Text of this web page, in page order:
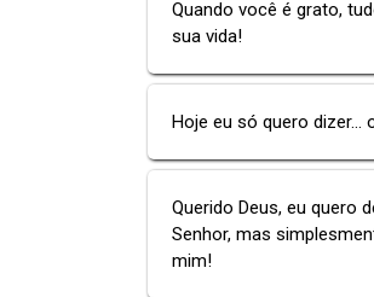
Quando você é grato,
sua vida!
Hoje eu só quero dizer...
Querido Deus, eu quero
Senhor, mas
mim!